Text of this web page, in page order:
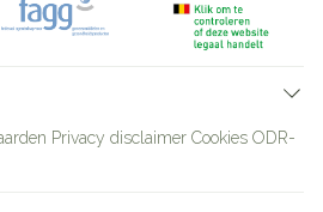
Privacy disclaimer Cookies ODR-